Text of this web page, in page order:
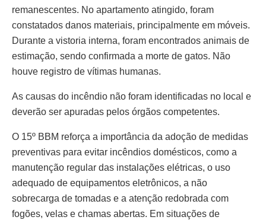
remanescentes. No apartamento atingido, foram
constatados danos materiais, principalmente em móveis.
Durante a vistoria interna, foram encontrados animais de
estimação, sendo confirmada a morte de gatos. Não
houve registro de vítimas humanas.
As causas do incêndio não foram identificadas no local e
deverão ser apuradas pelos órgãos competentes.
O 15º BBM reforça a importância da adoção de medidas
preventivas para evitar incêndios domésticos, como a
manutenção regular das instalações elétricas, o uso
adequado de equipamentos eletrônicos, a não
sobrecarga de tomadas e a atenção redobrada com
fogões, velas e chamas abertas. Em situações de